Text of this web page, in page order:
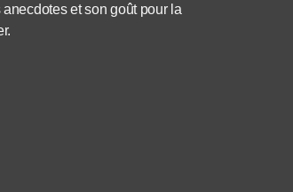
et son goût pour la